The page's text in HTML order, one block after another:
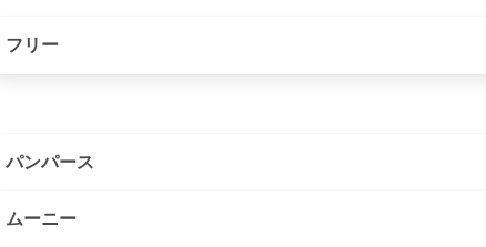
フリー
パンパース
ムーニー